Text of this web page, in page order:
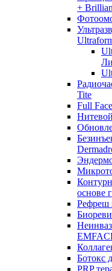
+
Tite
Full Face
основе
Рефреш
Ботокс
PRP